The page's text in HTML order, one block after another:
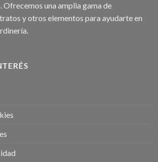
Ofrecemos una amplia gama de
y otros elementos para ayudarte en